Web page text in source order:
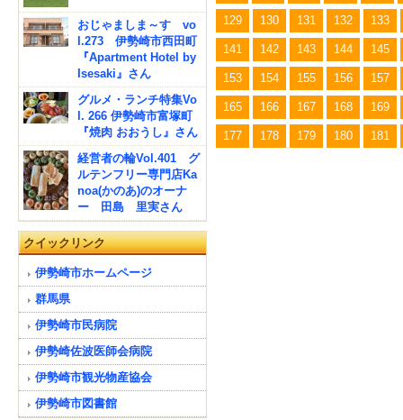
129 130 131 132 133
141 142 143 144 145
153 154 155 156 157
165 166 167 168 169
177 178 179 180 181
おじゃましま～す vo
l.273 伊勢崎市西田町
『Apartment Hotel by
Isesaki』さん
グルメ・ランチ特集Vo
l. 266 伊勢崎市富塚町
『焼肉 おおうし』さん
経営者の輪Vol.401 グ
ルテンフリー専門店Ka
noa(かのあ)のオーナ
ー 田島 里実さん
クイックリンク
伊勢崎市ホームページ
群馬県
伊勢崎市民病院
伊勢崎佐波医師会病院
伊勢崎市観光物産協会
伊勢崎市図書館